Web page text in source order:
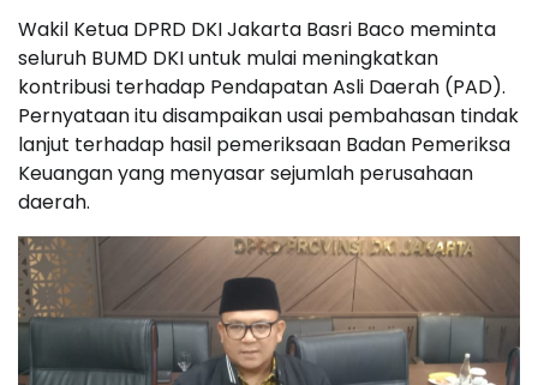
Wakil Ketua DPRD DKI Jakarta Basri Baco meminta
seluruh BUMD DKI untuk mulai meningkatkan
kontribusi terhadap Pendapatan Asli Daerah (PAD).
Pernyataan itu disampaikan usai pembahasan tindak
lanjut terhadap hasil pemeriksaan Badan Pemeriksa
Keuangan yang menyasar sejumlah perusahaan
daerah.